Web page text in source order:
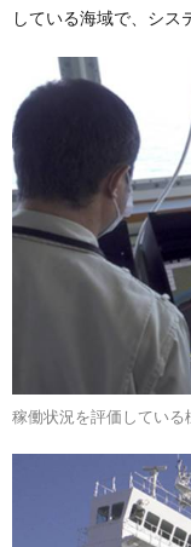
している海域で、シス
稼働状況を評価している